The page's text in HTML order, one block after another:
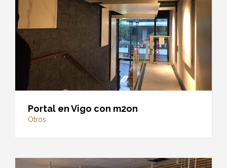
Portal en Vigo con m2on
Otros